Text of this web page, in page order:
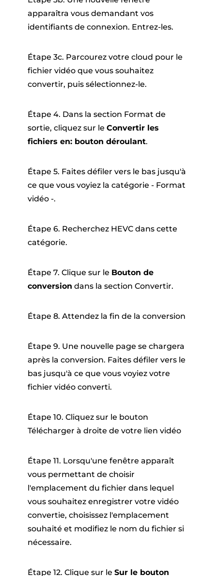
apparaîtra vous demandant vos
identifiants de connexion. Entrez-les.
Étape 3c. Parcourez votre cloud pour le
fichier vidéo que vous souhaitez
convertir, puis sélectionnez-le.
Étape 4. Dans la section Format de
sortie, cliquez sur le Convertir les
fichiers en: bouton déroulant.
Étape 5. Faites défiler vers le bas jusqu'à
ce que vous voyiez la catégorie - Format
vidéo -.
Étape 6. Recherchez HEVC dans cette
catégorie.
Étape 7. Clique sur le Bouton de
conversion dans la section Convertir.
Étape 8. Attendez la fin de la conversion
Étape 9. Une nouvelle page se chargera
après la conversion. Faites défiler vers le
bas jusqu'à ce que vous voyiez votre
fichier vidéo converti.
Étape 10. Cliquez sur le bouton
Télécharger à droite de votre lien vidéo
Étape 11. Lorsqu'une fenêtre apparaît
vous permettant de choisir
l'emplacement du fichier dans lequel
vous souhaitez enregistrer votre vidéo
convertie, choisissez l'emplacement
souhaité et modifiez le nom du fichier si
nécessaire.
Étape 12. Clique sur le Sur le bouton